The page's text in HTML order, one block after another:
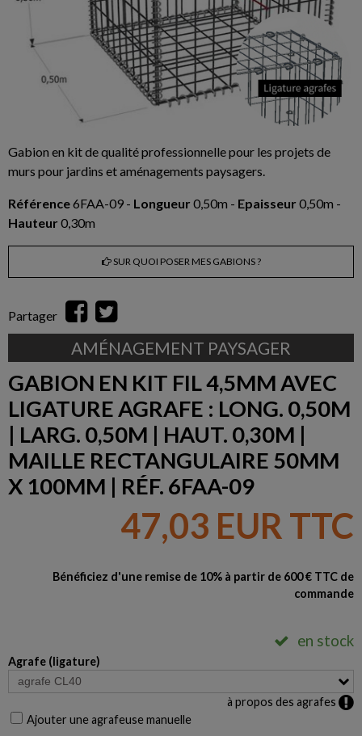
Gabion en kit de qualité professionnelle pour les projets de
murs pour jardins et aménagements paysagers.
Référence6FAA-09 - Longueur 0,50m - Epaisseur 0,50m -
Hauteur 0,30m
SUR QUOI POSER MES GABIONS ?
Partager
AMÉNAGEMENT PAYSAGER
GABION EN KIT FIL 4,5MM AVEC
LIGATURE AGRAFE : LONG. 0,50M
| LARG. 0,50M | HAUT. 0,30M |
MAILLE RECTANGULAIRE 50MM
X 100MM | RÉF. 6FAA-09
47,03 EUR TTC
Bénéficiez d'une remise de 10% à partir de 600 € TTC de
commande
en stock
Agrafe (ligature)
à propos des agrafes
Ajouter une agrafeuse manuelle